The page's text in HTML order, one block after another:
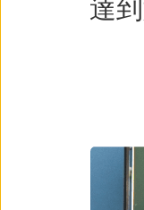
達